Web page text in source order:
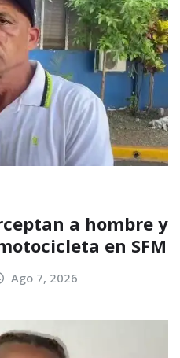
a hombre y
en SFM
Ago 7, 2026